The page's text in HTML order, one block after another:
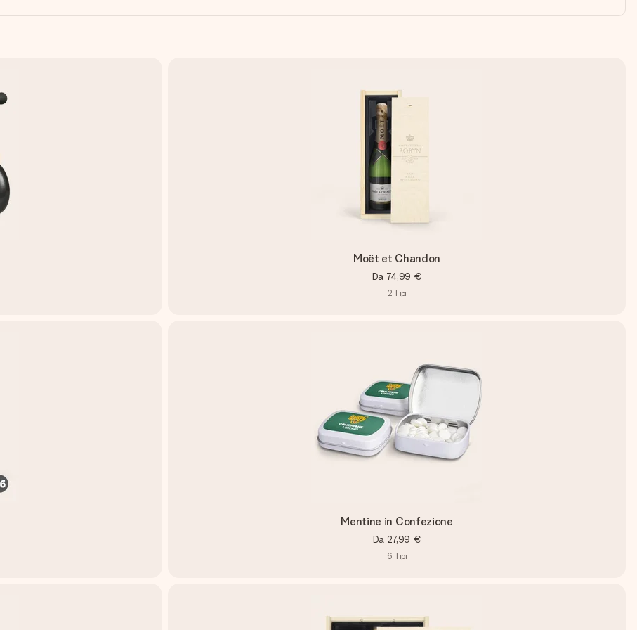
Moët et Chandon
Da 74,99 €
2 Tipi
Mentine in Confezione
Da 27,99 €
6 Tipi